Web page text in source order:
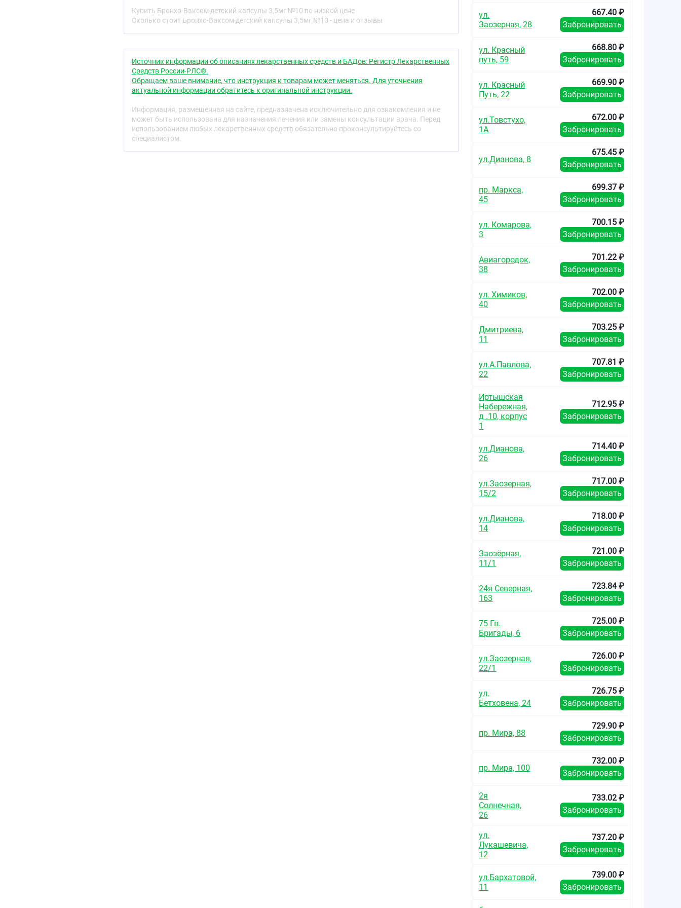
Иммуностимулирующее средство
Код АТХ
Фармакологические свойства
Фармакодинамика
Характеристика препарата
Лиофилизат бактериальных лизатов ;Haemophilus influenzae, Streptococcus
pneumoniae, Streptococcus viridans, Streptococcus pyogenes, Klebsiella pneumoniae,
Klebsiella ozaenae, Staphylococcus aureus, Moraxella catarrhalis, используемый в
препарате Бронхо-Ваксом
содержащий лиофилизированные фракции 21 штамма инактивированных
Купить Бронхо-Ваксом детский капсулы 3,5мг №10 по низкой цене
Сколько стоит Бронхо-Ваксом детский капсулы 3,5мг №10 - цена и отзывы
Источник информации об описаниях лекарственных средств и БАДов: Регистр Лекарственных
Средств России-РЛС®.
Обращаем ваше внимание, что инструкция к товарам может меняться. Для уточнения
актуальной информации обратитесь к оригинальной инструкции.
Информация, размещенная на сайте, предназначена исключительно для ознакомления и не
может быть использована для назначения лечения или замены консультации врача. Перед
использованием любых лекарственных средств обязательно проконсультируйтесь со
специалистом.
ул.
Заозерная, 28
667.40 ₽
Забронировать
ул. Красный
путь, 59
668.80 ₽
Забронировать
ул. Красный
Путь, 22
669.90 ₽
Забронировать
ул.Товстухо,
1А
672.00 ₽
Забронировать
ул.Дианова, 8
675.45 ₽
Забронировать
пр. Маркса,
45
699.37 ₽
Забронировать
ул. Комарова,
3
700.15 ₽
Забронировать
Авиагородок,
38
701.22 ₽
Забронировать
ул. Химиков,
40
702.00 ₽
Забронировать
Дмитриева,
11
703.25 ₽
Забронировать
ул.А.Павлова,
22
707.81 ₽
Забронировать
Иртышская
Набережная,
д .10, корпус
1
712.95 ₽
Забронировать
ул.Дианова,
26
714.40 ₽
Забронировать
ул.Заозерная,
15/2
717.00 ₽
Забронировать
ул.Дианова,
14
718.00 ₽
Забронировать
Заозёрная,
11/1
721.00 ₽
Забронировать
24я Северная,
163
723.84 ₽
Забронировать
75 Гв.
Бригады, 6
725.00 ₽
Забронировать
ул.Заозерная,
22/1
726.00 ₽
Забронировать
ул.
Бетховена, 24
726.75 ₽
Забронировать
пр. Мира, 88
729.90 ₽
Забронировать
пр. Мира, 100
732.00 ₽
Забронировать
2я
Солнечная,
26
733.02 ₽
Забронировать
ул.
Лукашевича,
12
737.20 ₽
Забронировать
ул.Бархатовой,
11
739.00 ₽
Забронировать